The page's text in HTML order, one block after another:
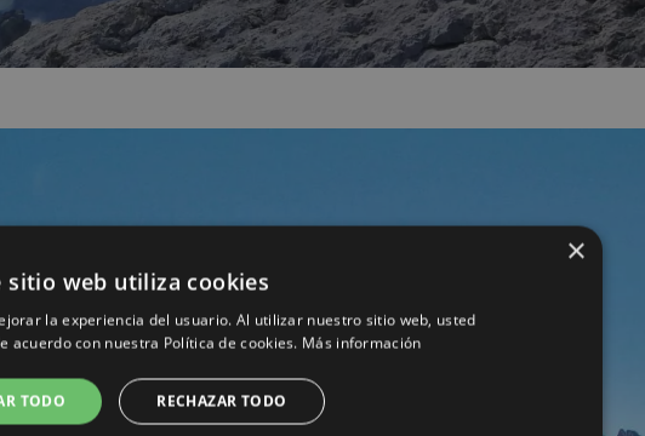
×
sitio web utiliza cookies
la experiencia del usuario. Al utilizar nuestro sitio web, usted
acuerdo con nuestra Política de cookies. Más información
TODO RECHAZAR TODO